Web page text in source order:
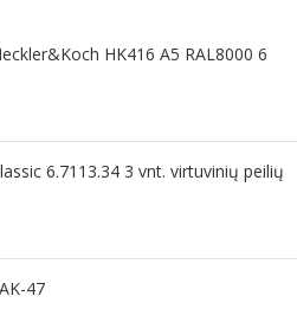
HK416 A5 RAL8000 6
6.7113.34 3 vnt. virtuvinių peilių
47